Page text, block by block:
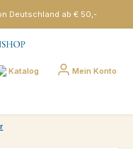
Deutschland ab € 50,-
Katalog Mein Konto